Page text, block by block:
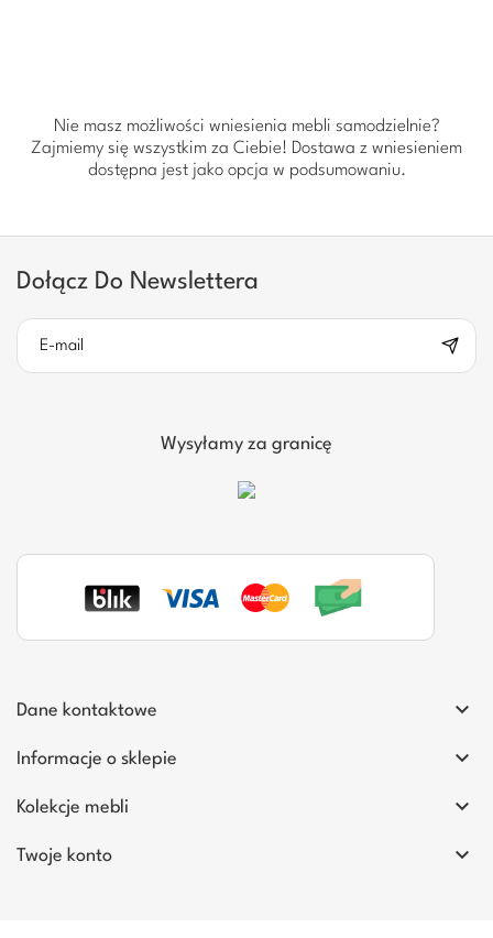
Nie masz możliwości wniesienia mebli samodzielnie?
Zajmiemy się wszystkim za Ciebie! Dostawa z wniesieniem
dostępna jest jako opcja w podsumowaniu.
Dołącz Do Newslettera
Wysyłamy za granicę
Dane kontaktowe 
Informacje o sklepie 
Kolekcje mebli 
Twoje konto 